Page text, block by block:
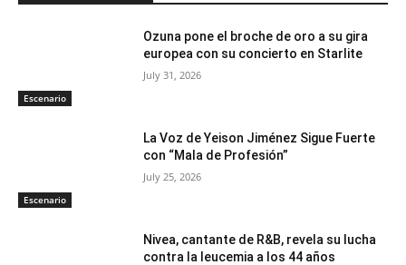
Escenario
Ozuna pone el broche de oro a su gira
europea con su concierto en Starlite
July 31, 2026
Escenario
La Voz de Yeison Jiménez Sigue Fuerte
con “Mala de Profesión”
July 25, 2026
Nivea, cantante de R&B, revela su lucha
contra la leucemia a los 44 años